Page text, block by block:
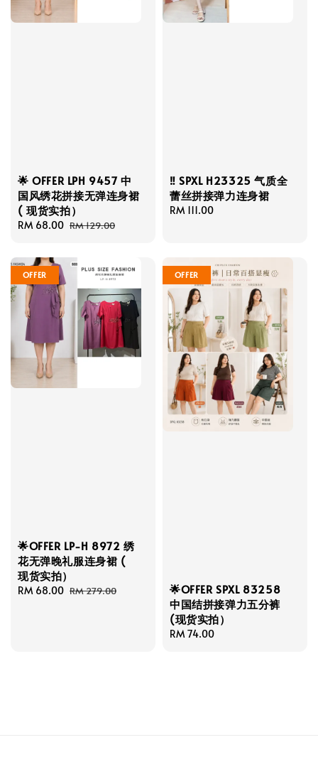
🌟 OFFER LPH 9457 中
国风绣花拼接无弹连身裙
( 现货实拍）
Sale
RM 68.00 Regular
RM 129.00
‼️ SPXL H23325 气质全
蕾丝拼接弹力连身裙
Regular
RM 111.00
OFFER
🌟OFFER LP-H 8972 绣
花无弹晚礼服连身裙 (
现货实拍）
Sale
RM 68.00 Regular
RM 279.00
OFFER
🌟OFFER SPXL 83258
中国结拼接弹力五分裤
(现货实拍）
Regular
RM 74.00